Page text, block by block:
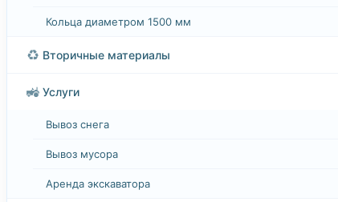
Кольца диаметром 1500 мм
♻️ Вторичные материалы
🚜 Услуги
Вывоз снега
Вывоз мусора
Аренда экскаватора